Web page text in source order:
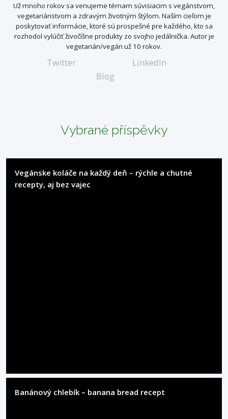
Už mnoho rokov sa venujeme témam súvisiacim s vegánstvom,
vegetariánstvom a zdravým životným štýlom. Naším cieľom je
poskytovať informácie, ktoré sú prospešné pre každého, kto sa
rozhodol vylúčiť živočíšne produkty zo svojho jedálnička. Autor je
vegetarián/vegán už 10 rokov.
Twitter
LinkedIn
Blog
Vybrané příspěvky
Vegánske koláče na každý deň – rýchle a chutné
recepty, aj bez vajec
Banánový chlebík – banana bread recept